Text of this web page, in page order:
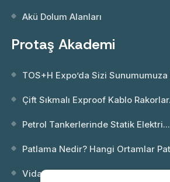
Akü Dolum Alanları
Protaş Akademi
TOS+H Expo’da Sizi Sunumumuza
Çift Sıkmalı Exproof Kablo
Petrol Tankerlerinde Statik Elektri...
Patlama Nedir? Hangi Ortamlar
Vida Dişi Standartları; NPT ve